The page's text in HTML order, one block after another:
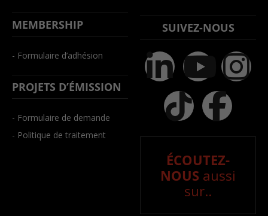
MEMBERSHIP
- Formulaire d’adhésion
PROJETS D’ÉMISSION
- Formulaire de demande
- Politique de traitement
SUIVEZ-NOUS
ÉCOUTEZ-
NOUS aussi
sur..